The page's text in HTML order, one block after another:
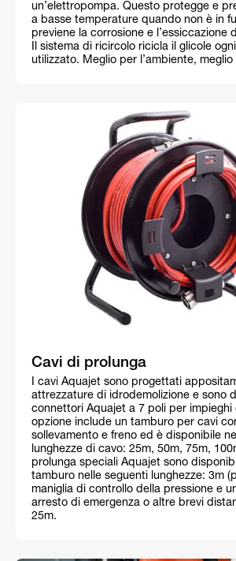
un’elettropompa. Questo protegge e
a basse temperature quando non è in
previene la corrosione e l’essiccazione
Il sistema di ricircolo ricicla il glicole
utilizzato. Meglio per l’ambiente,
Cavi di prolunga
I cavi Aquajet sono progettati
attrezzature di idrodemolizione e sono
connettori Aquajet a 7 poli per impieghi
opzione include un tamburo per cavi
sollevamento e freno ed è disponibile
lunghezze di cavo: 25m, 50m, 75m,
prolunga speciali Aquajet sono
tamburo nelle seguenti lunghezze: 3m
maniglia di controllo della pressione e
arresto di emergenza o altre brevi
25m.